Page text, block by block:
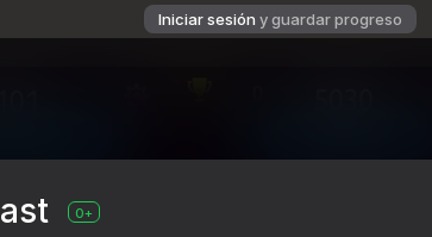
Iniciar sesión y guardar progreso
0+